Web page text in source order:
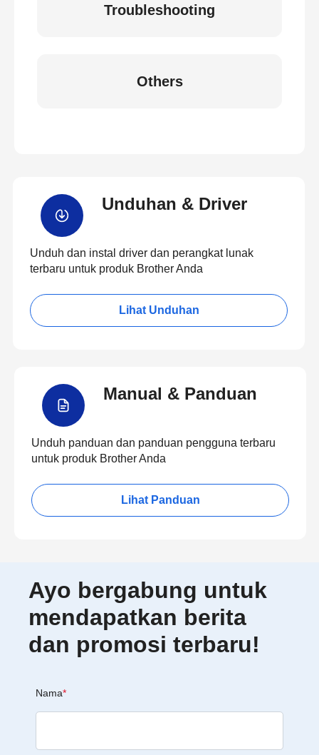
Troubleshooting
Others
Unduhan & Driver
Unduh dan instal driver dan perangkat lunak
terbaru untuk produk Brother Anda
Lihat Unduhan
Manual & Panduan
Unduh panduan dan panduan pengguna terbaru
untuk produk Brother Anda
Lihat Panduan
Ayo bergabung untuk
mendapatkan berita
dan promosi terbaru!
Nama*